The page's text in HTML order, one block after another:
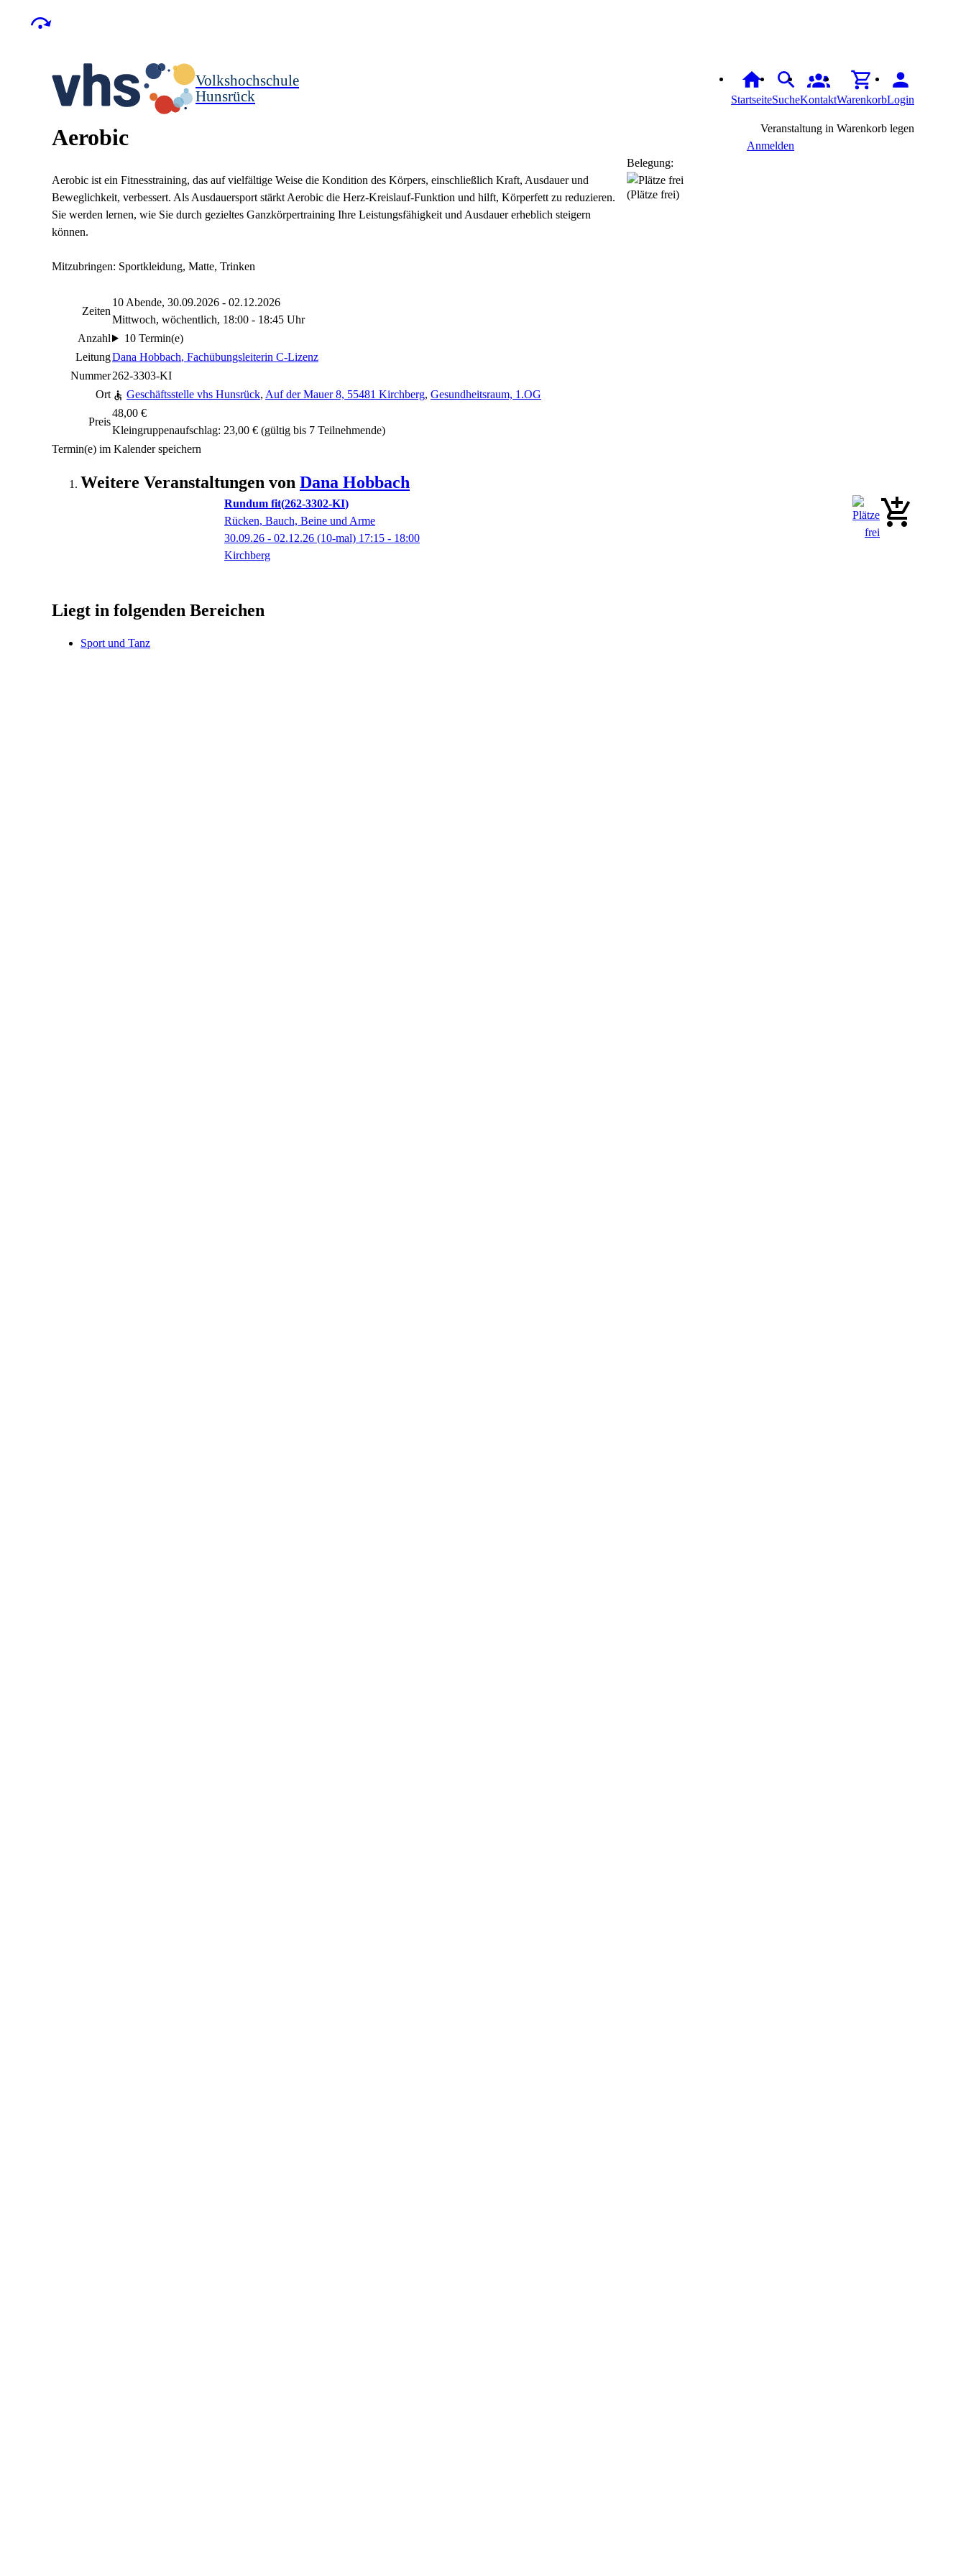
Volkshochschule
Hunsrück
StartseiteSucheKontaktWarenkorbLogin
Aerobic
Aerobic ist ein Fitnesstraining, das auf vielfältige Weise die Kondition des Körpers, einschließlich Kraft, Ausdauer und
Beweglichkeit, verbessert. Als Ausdauersport stärkt Aerobic die Herz-Kreislauf-Funktion und hilft, Körperfett zu reduzieren.
Sie werden lernen, wie Sie durch gezieltes Ganzkörpertraining Ihre Leistungsfähigkeit und Ausdauer erheblich steigern
können.
Mitzubringen: Sportkleidung, Matte, Trinken
Zeiten
10 Abende, 30.09.2026 - 02.12.2026
Mittwoch, wöchentlich, 18:00 - 18:45 Uhr
Anzahl
10 Termin(e)
LeitungDana Hobbach, Fachübungsleiterin C-Lizenz
Nummer262-3303-KI
Ort
Geschäftsstelle vhs Hunsrück, Auf der Mauer 8, 55481 Kirchberg, Gesundheitsraum, 1.OG
Preis
48,00 €
Kleingruppenaufschlag: 23,00 € (gültig bis 7 Teilnehmende)
Veranstaltung in Warenkorb legen
Anmelden
Belegung:
(Plätze frei)
Termin(e) im Kalender speichern
Weitere Veranstaltungen von Dana Hobbach
Rundum fit 262-3302-KI
Rücken, Bauch, Beine und Arme
30.09.26 - 02.12.26 (10-mal) 17:15 - 18:00
Kirchberg
Liegt in folgenden Bereichen
Sport und Tanz